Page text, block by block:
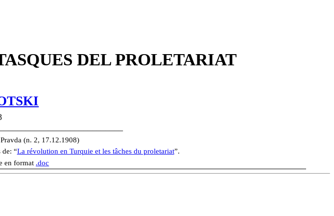
DEL PROLETARIAT
(n. 2, 17.12.1908)
“La révolution en Turquie et les tâches du proletariat”.
en format .doc